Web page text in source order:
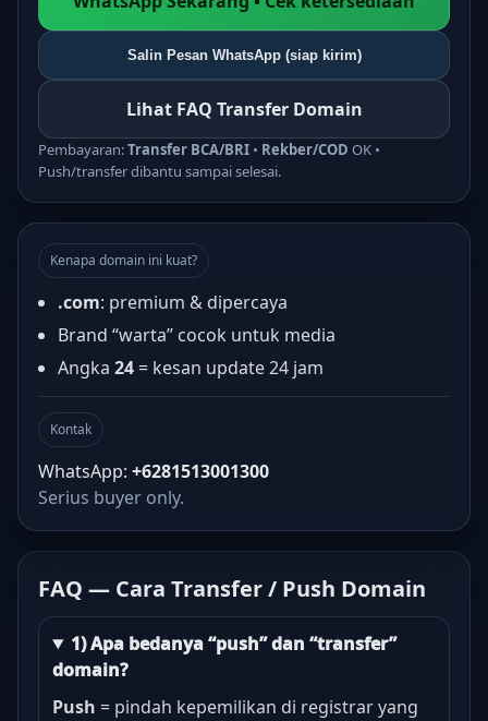
Salin Pesan WhatsApp (siap kirim)
Lihat FAQ Transfer Domain
Pembayaran:Transfer BCA/BRI • Rekber/COD OK •
Push/transfer dibantu sampai selesai.
Kenapa domain ini kuat?
.com: premium & dipercaya
Brand “warta” cocok untuk media
Angka 24 = kesan update 24 jam
Kontak
WhatsApp: +6281513001300
Serius buyer only.
FAQ — Cara Transfer / Push Domain
1) Apa bedanya “push” dan “transfer”
domain?
Push = pindah kepemilikan di registrar yang